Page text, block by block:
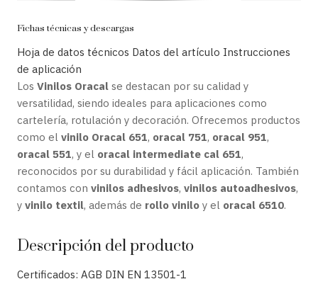
Fichas técnicas y descargas
Hoja de datos técnicos Datos del artículo Instrucciones
de aplicación
Los Vinilos Oracal se destacan por su calidad y
versatilidad, siendo ideales para aplicaciones como
cartelería, rotulación y decoración. Ofrecemos productos
como el vinilo Oracal 651, oracal 751, oracal 951,
oracal 551, y el oracal intermediate cal 651,
reconocidos por su durabilidad y fácil aplicación. También
contamos con vinilos adhesivos, vinilos autoadhesivos,
y vinilo textil, además de rollo vinilo y el oracal 6510.
Descripción del producto
Certificados: AGB DIN EN 13501-1